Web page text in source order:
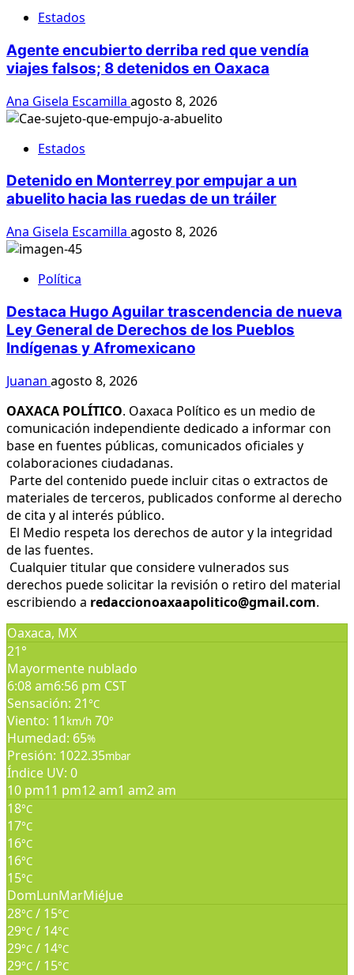
Estados
Agente encubierto derriba red que vendía
viajes falsos; 8 detenidos en Oaxaca
Ana Gisela Escamilla agosto 8, 2026
Estados
Detenido en Monterrey por empujar a un
abuelito hacia las ruedas de un tráiler
Ana Gisela Escamilla agosto 8, 2026
Política
Destaca Hugo Aguilar trascendencia de nueva
Ley General de Derechos de los Pueblos
Indígenas y Afromexicano
Juanan agosto 8, 2026
OAXACA POLÍTICO. Oaxaca Político es un medio de
comunicación independiente dedicado a informar con
base en fuentes públicas, comunicados oficiales y
colaboraciones ciudadanas.
Parte del contenido puede incluir citas o extractos de
materiales de terceros, publicados conforme al derecho
de cita y al interés público.
El Medio respeta los derechos de autor y la integridad
de las fuentes.
Cualquier titular que considere vulnerados sus
derechos puede solicitar la revisión o retiro del material
escribiendo a redaccionoaxaapolitico@gmail.com.
Oaxaca, MX
21°
Mayormente nublado
6:08 am6:56 pm CST
Sensación: 21°C
Viento: 11 km/h 70°
Humedad: 65%
Presión: 1022.35mbar
Índice UV: 0
10 pm11 pm12 am1 am2 am
18°C
17°C
16°C
16°C
15°C
DomLunMarMiéJue
28°C / 15°C
29°C / 14°C
29°C / 14°C
29°C / 15°C